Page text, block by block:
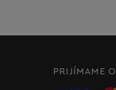
PRIJÍMAME